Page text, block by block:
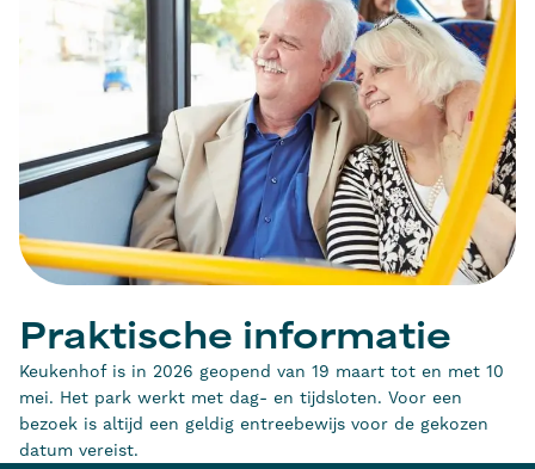
Praktische informatie
Keukenhof is in 2026 geopend van 19 maart tot en met 10
mei. Het park werkt met dag- en tijdsloten. Voor een
bezoek is altijd een geldig entreebewijs voor de gekozen
datum vereist.